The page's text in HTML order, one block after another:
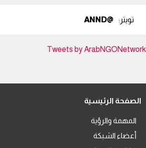
تويتر: @ANND
Tweets by ArabNGONetwork
الصفحة الرئيسية
المهمة والرؤية
أعضاء الشبكة